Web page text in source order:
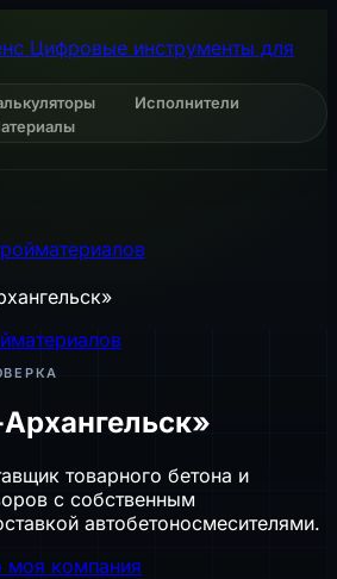
Цифровые инструменты для
Исполнители
товарного бетона и
с собственным
автобетоносмесителями.
моя компания